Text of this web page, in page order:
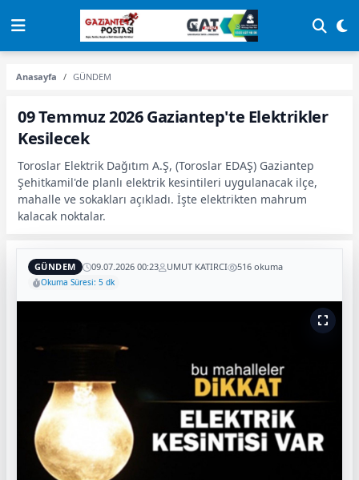
Anasayfa GÜNDEM
09 Temmuz 2026 Gaziantep'te Elektrikler
Kesilecek
Toroslar Elektrik Dağıtım A.Ş, (Toroslar EDAŞ) Gaziantep
Şehitkamil'de planlı elektrik kesintileri uygulanacak ilçe,
mahalle ve sokakları açıkladı. İşte elektrikten mahrum
kalacak noktalar.
GÜNDEM 09.07.2026 00:23 UMUT KATIRCI 516 okuma
Okuma Süresi: 5 dk